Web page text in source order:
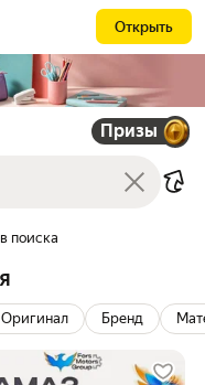
Открыть
Призы
поиска
Оригинал Бренд